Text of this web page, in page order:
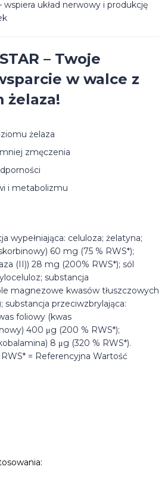
wspiera układ nerwowy i produkcję
– Twoje
w walce z
żelaza!
żelaza
zmęczenia
i metabolizmu
wypełniająca: celuloza; żelatyna;
60 mg (75 % RWS*);
(II)) 28 mg (200% RWS*); sól
substancja
magnezowe kwasów tłuszczowych
substancja przeciwzbrylająca:
foliowy (kwas
400 μg (200 % RWS*);
8 μg (320 % RWS*).
= Referencyjna Wartość